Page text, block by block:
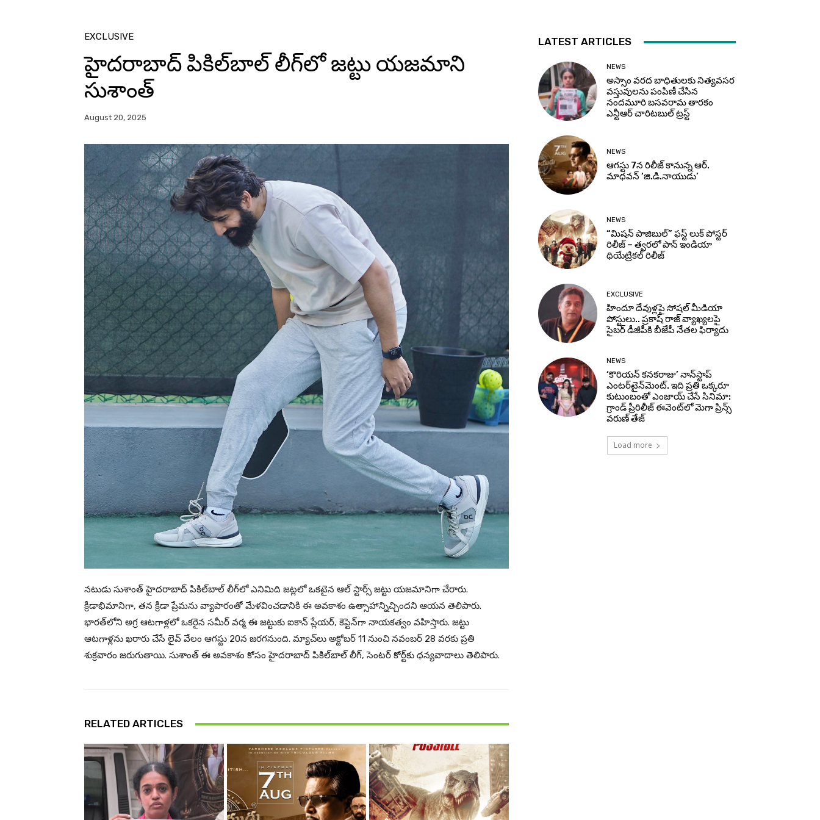
EXCLUSIVE
హైదరాబాద్ పికిల్‌బాల్ లీగ్‌లో జట్టు యజమాని
సుశాంత్
August 20, 2025
నటుడు సుశాంత్ హైదరాబాద్ పికిల్‌బాల్ లీగ్‌లో ఎనిమిది జట్లలో ఒకటైన ఆల్ స్టార్స్ జట్టు యజమానిగా చేరారు.
క్రీడాభిమానిగా, తన క్రీడా ప్రేమను వ్యాపారంతో మేళవించడానికి ఈ అవకాశం ఉత్సాహాన్నిచ్చిందని ఆయన తెలిపారు.
భారత్‌లోని అగ్ర ఆటగాళ్లలో ఒకరైన సమీర్ వర్మ ఈ జట్టుకు ఐకాన్ ప్లేయర్‌, కెప్టెన్‌గా నాయకత్వం వహిస్తారు. జట్టు
ఆటగాళ్లను ఖరారు చేసే లైవ్ వేలం ఆగస్టు 20న జరగనుంది. మ్యాచ్‌లు అక్టోబర్ 11 నుంచి నవంబర్ 28 వరకు ప్రతి
శుక్రవారం జరుగుతాయి. సుశాంత్ ఈ అవకాశం కోసం హైదరాబాద్ పికిల్‌బాల్ లీగ్, సెంటర్ కోర్ట్‌కు ధన్యవాదాలు తెలిపారు.
RELATED ARTICLES
LATEST ARTICLES
NEWS
అస్సాం వరద బాధితులకు నిత్యవసర
వస్తువులను పంపిణీ చేసిన
నందమూరి బసవరామ తారకం
ఎన్టీఆర్ చారిటబుల్ ట్రస్ట్
NEWS
ఆగస్టు 7న రిలీజ్ కానున్న ఆర్‌.
మాధవన్‌ ‘జి.డి.నాయుడు’
NEWS
“మిషన్ పాజిబుల్” ఫస్ట్ లుక్ పోస్టర్
రిలీజ్ – త్వరలో పాన్ ఇండియా
థియేట్రికల్ రిలీజ్
EXCLUSIVE
హిందూ దేవుళ్లపై సోషల్ మీడియా
పోస్టులు.. ప్రకాష్ రాజ్ వ్యాఖ్యలపై
సైబర్ డీజీపీకి బీజేపీ నేతల ఫిర్యాదు
NEWS
‘కొరియన్ కనకరాజు’ నాన్‌స్టాప్
ఎంటర్‌టైన్‌మెంట్. ఇది ప్రతి ఒక్కరూ
కుటుంబంతో ఎంజాయ్ చేసే సినిమా:
గ్రాండ్ ప్రీరిలీజ్ ఈవెంట్‌లో మెగా ప్రిన్స్
వరుణ్ తేజ్
Load more